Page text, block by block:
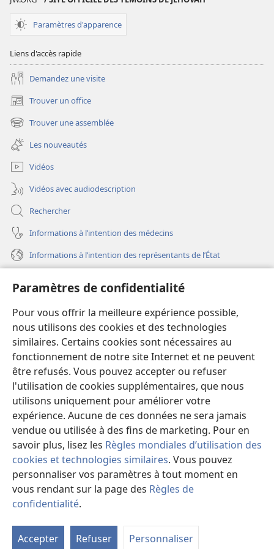
Paramètres de confidentialité
Pour vous offrir la meilleure expérience possible,
nous utilisons des cookies et des technologies
similaires. Certains cookies sont nécessaires au
fonctionnement de notre site Internet et ne peuvent
être refusés. Vous pouvez accepter ou refuser
l'utilisation de cookies supplémentaires, que nous
utilisons uniquement pour améliorer votre
expérience. Aucune de ces données ne sera jamais
vendue ou utilisée à des fins de marketing. Pour en
savoir plus, lisez les Règles mondiales d’utilisation des
cookies et technologies similaires. Vous pouvez
personnaliser vos paramètres à tout moment en
vous rendant sur la page des Règles de
confidentialité.
Accepter Refuser Personnaliser
Paramètres d'apparence
Liens d'accès rapide
Demandez une visite
Trouver un office
(ouvre
une
nouvelle
fenêtre)
Trouver une assemblée
(ouvre
une
nouvelle
fenêtre)
Les nouveautés
Vidéos
Vidéos avec audiodescription
Rechercher
Informations à l’intention des médecins
Informations à l’intention des représentants de l’État
(ouvre
une
nouvelle
fenêtre)
Bibliothèque en ligne
(ouvre
une
nouvelle
fenêtre)
JW Hub®
(ouvre
une
nouvelle
fenêtre)
JW Library
Watchtower Library
Copyright© 2026 Watch Tower Bible and Tract Society of Pennsylvania.
CONDITIONS D’UTILISATION
PARAMÈTRES DE CONFIDENTIALITÉ